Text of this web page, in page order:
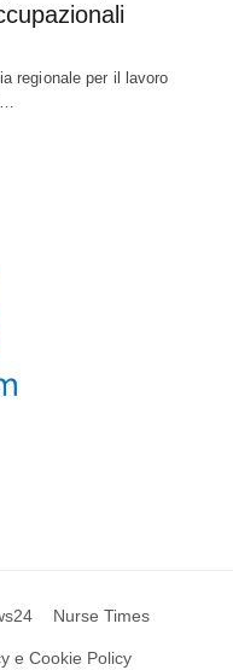
regionale per il lavoro
Nurse Times
e Cookie Policy